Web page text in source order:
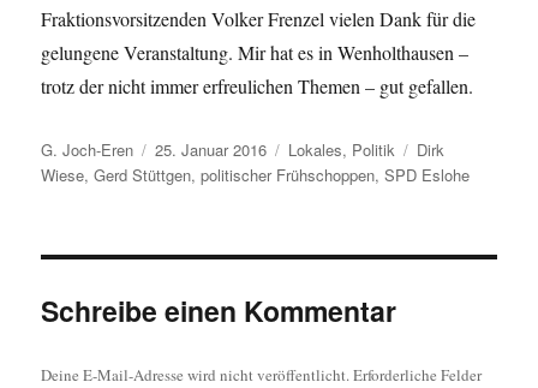
Fraktionsvorsitzenden Volker Frenzel vielen Dank für die
gelungene Veranstaltung. Mir hat es in Wenholthausen –
trotz der nicht immer erfreulichen Themen – gut gefallen.
Autor
G. Joch-Eren
Veröffentlicht
am
25. Januar 2016 Kategorien
Lokales, Politik Schlagwörter
Dirk
Wiese,Gerd Stüttgen,politischer Frühschoppen,SPD Eslohe
Schreibe einen Kommentar
Deine E-Mail-Adresse wird nicht veröffentlicht.Erforderliche Felder